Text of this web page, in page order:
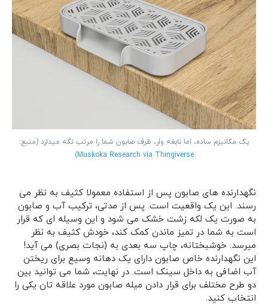
یک مکانیزم ساده، اما نابغه وار، ظرف صابون شما را مرتب نگه میدارد (منبع:
Muskoka Research via Thingiverse
)
نگهدارنده های صابون پس از استفاده معمولا کثیف به نظر می
رسند. این یک واقعیت است. پس از مدتی، ترکیب آب و صابون
به صورت یک لکه زشت خشک می شود و این وسیله ای که قرار
است به شما در تمیز ماندن کمک کند، خودش کثیف به نظر
میرسد. خوشبختانه، چاپ سه بعدی به (نجات بصری) می آید!
این نگهدارنده خاص صابون دارای یک دهانه وسیع برای ریختن
آب اضافی به داخل سینک است. در نهایت، شما می توانید بین
دو طرح مختلف برای قرار دادن میله صابون مورد علاقه تان یکی را
انتخاب کنید.